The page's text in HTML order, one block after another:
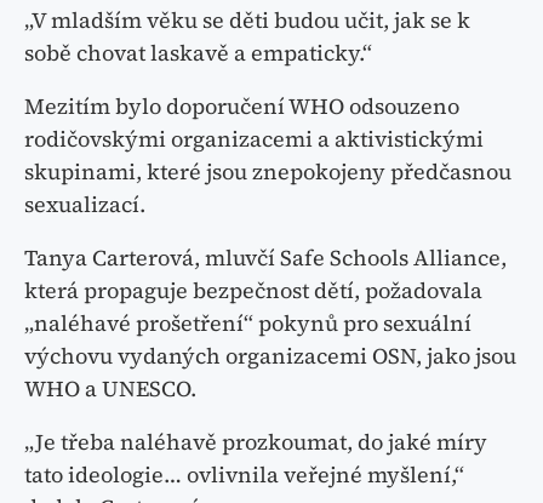
„V mladším věku se děti budou učit, jak se k
sobě chovat laskavě a empaticky.“
Mezitím bylo doporučení WHO odsouzeno
rodičovskými organizacemi a aktivistickými
skupinami, které jsou znepokojeny předčasnou
sexualizací.
Tanya Carterová, mluvčí Safe Schools Alliance,
která propaguje bezpečnost dětí, požadovala
„naléhavé prošetření“ pokynů pro sexuální
výchovu vydaných organizacemi OSN, jako jsou
WHO a UNESCO.
„Je třeba naléhavě prozkoumat, do jaké míry
tato ideologie… ovlivnila veřejné myšlení,“